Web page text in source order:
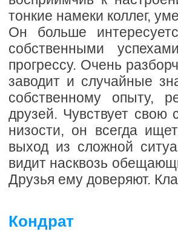
тонкие намеки коллег,
Он больше
собственными
прогрессу. Очень
заводит и случайные
собственному опыту,
друзей. Чувствует свою
низости, он всегда
выход из сложной
видит насквозь
Друзья ему доверяют.
Кондрат